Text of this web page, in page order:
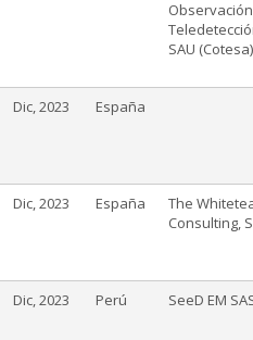
SAU (Cotesa)
Dic, 2023 España
Dic, 2023 España
The
Consulting,
Dic, 2023 Perú SeeD EM